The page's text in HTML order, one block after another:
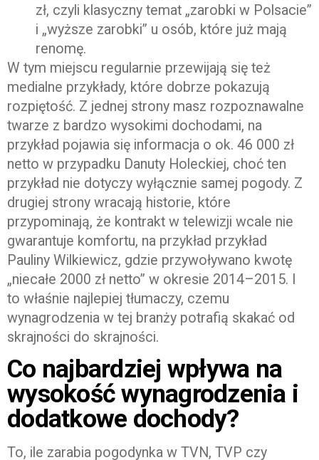
zł, czyli klasyczny temat „zarobki w Polsacie”
i „wyższe zarobki” u osób, które już mają
renomę.
W tym miejscu regularnie przewijają się też
medialne przykłady, które dobrze pokazują
rozpiętość. Z jednej strony masz rozpoznawalne
twarze z bardzo wysokimi dochodami, na
przykład pojawia się informacja o ok. 46 000 zł
netto w przypadku Danuty Holeckiej, choć ten
przykład nie dotyczy wyłącznie samej pogody. Z
drugiej strony wracają historie, które
przypominają, że kontrakt w telewizji wcale nie
gwarantuje komfortu, na przykład przykład
Pauliny Wilkiewicz, gdzie przywoływano kwotę
„niecałe 2000 zł netto” w okresie 2014–2015. I
to właśnie najlepiej tłumaczy, czemu
wynagrodzenia w tej branży potrafią skakać od
skrajności do skrajności.
Co najbardziej wpływa na
wysokość wynagrodzenia i
dodatkowe dochody?
To, ile zarabia pogodynka w TVN, TVP czy